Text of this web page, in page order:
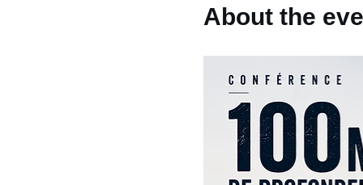
About the